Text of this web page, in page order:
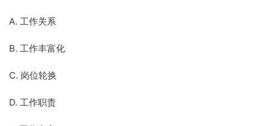
A. 工作关系
B. 工作丰富化
C. 岗位轮换
D. 工作职责